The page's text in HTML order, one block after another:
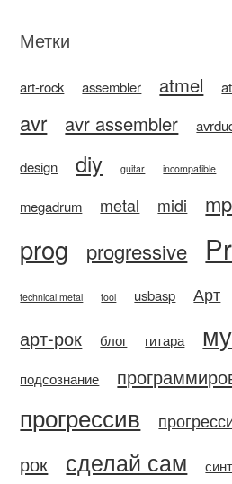
Метки
art-rock assembler atmel
avr avr assembler
design diy guitar incompatible
megadrum metal midi
prog progressive
technical metal tool usbasp Арт
арт-рок блог гитара
подсознание
прогрессив
рок сделай сам